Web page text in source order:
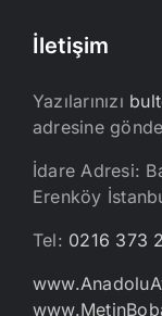
İletişim
Yazılarınızı
adresine
İdare Adresi:
Erenköy
Tel: 0216 373